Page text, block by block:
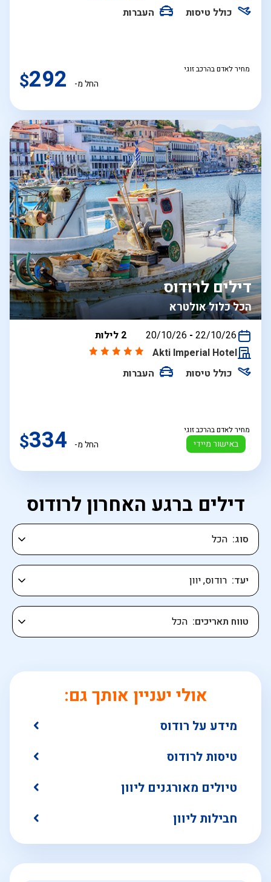
כולל טיסות
העברות
מחיר לאדם בהרכב זוגי
החל מ- $292
הכל כלול אולטרא
דילים לרודוס
בין
20/10/26 - 22/10/26
2 לילות
Akti Imperial Hotel
כולל טיסות
העברות
באישור מיידי
מחיר לאדם בהרכב זוגי
החל מ- $334
דילים ברגע האחרון לרודוס
יעד
סוג
טווח תאריכים
אולי יעניין אותך גם:
מידע על רודוס
טיסות לרודוס
טיולים מאורגנים ליוון
חבילות ליוון